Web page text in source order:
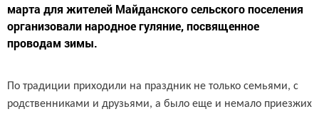
марта для жителей Майданского сельского поселения
организовали народное гуляние, посвященное
проводам зимы.
По традиции приходили на праздник не только семьями, с
родственниками и друзьями, а было еще и немало приезжих